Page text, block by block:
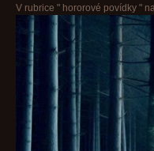
V rubrice " hororové povídky "